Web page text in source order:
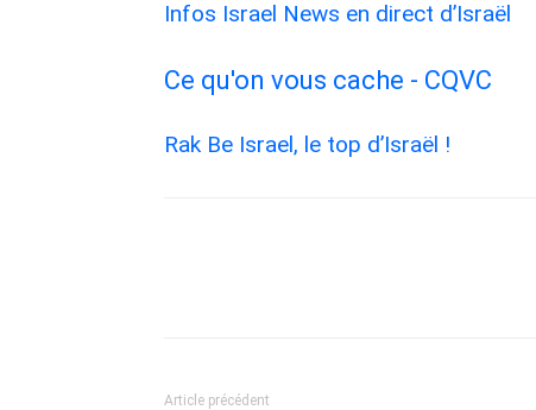
Infos Israel News en direct d’Israël
Ce qu'on vous cache - CQVC
Rak Be Israel, le top d’Israël !
Article précédent